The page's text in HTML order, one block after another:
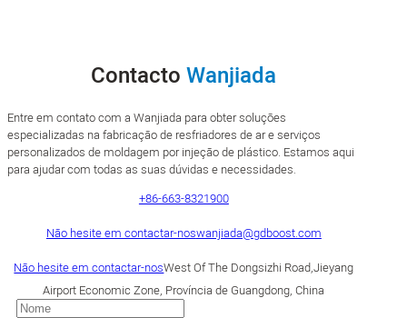
ContactoWanjiada
Entre em contato com a Wanjiada para obter soluções
especializadas na fabricação de resfriadores de ar e serviços
personalizados de moldagem por injeção de plástico. Estamos aqui
para ajudar com todas as suas dúvidas e necessidades.
+86-663-8321900
Não hesite em contactar-noswanjiada@gdboost.com
Não hesite em contactar-nosWest Of The Dongsizhi Road,Jieyang
Airport Economic Zone, Província de Guangdong, China